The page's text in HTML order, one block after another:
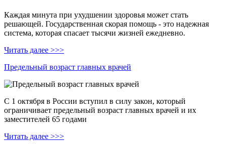
Каждая минута при ухудшении здоровья может стать
решающей. Государственная скорая помощь - это надежная
система, которая спасает тысячи жизней ежедневно.
Читать далее >>>
Предельный возраст главных врачей
С 1 октября в России вступил в силу закон, который
ограничивает предельный возраст главных врачей и их
заместителей 65 годами
Читать далее >>>